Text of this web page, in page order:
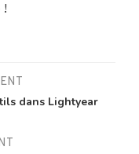
!
dans Lightyear